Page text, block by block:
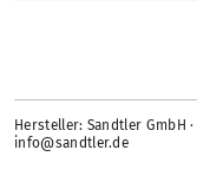
Hersteller: Sandtler GmbH
info@sandtler.de